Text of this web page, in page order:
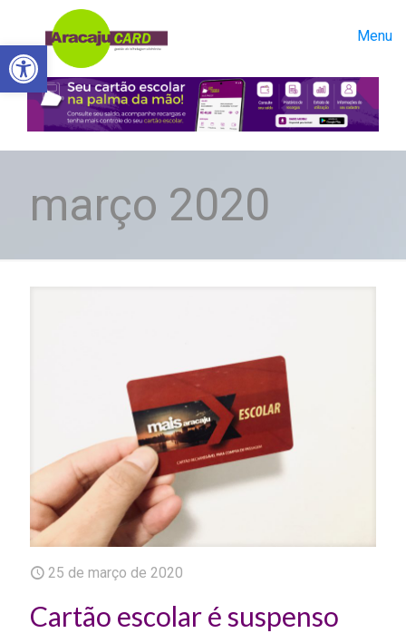
Abrir a barra de ferramentas
Menu
março 2020
25 de março de 2020
Cartão escolar é suspenso